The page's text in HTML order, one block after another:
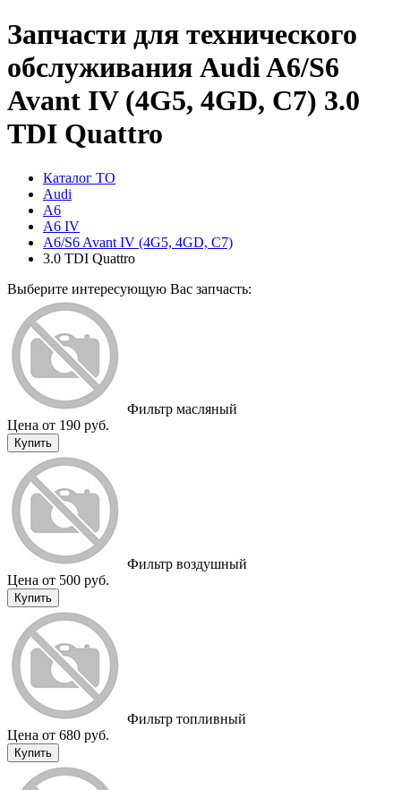
Запчасти для технического
обслуживания Audi A6/S6
Avant IV (4G5, 4GD, C7) 3.0
TDI Quattro
Каталог ТО
Audi
A6
A6 IV
A6/S6 Avant IV (4G5, 4GD, C7)
3.0 TDI Quattro
Выберите интересующую Вас запчасть:
Фильтр масляный
Цена от 190 руб.
Купить
Фильтр воздушный
Цена от 500 руб.
Купить
Фильтр топливный
Цена от 680 руб.
Купить